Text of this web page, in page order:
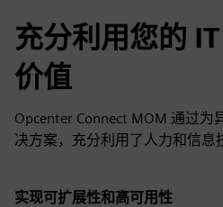
充分利用您的
价值
Opcenter Connect MOM 通过为
决方案，充分利用了人力和信息
实现可扩展性和高可用性